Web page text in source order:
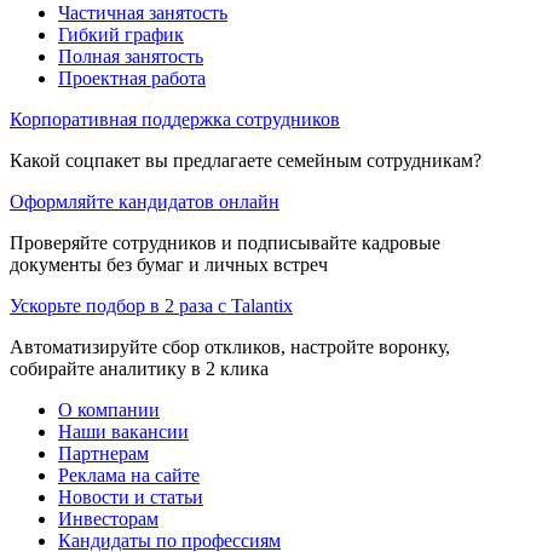
Частичная занятость
Гибкий график
Полная занятость
Проектная работа
Корпоративная поддержка сотрудников
Какой соцпакет вы предлагаете семейным сотрудникам?
Оформляйте кандидатов онлайн
Проверяйте сотрудников и подписывайте кадровые
документы без бумаг и личных встреч
Ускорьте подбор в 2 раза с Talantix
Автоматизируйте сбор откликов, настройте воронку,
собирайте аналитику в 2 клика
О компании
Наши вакансии
Партнерам
Реклама на сайте
Новости и статьи
Инвесторам
Кандидаты по профессиям